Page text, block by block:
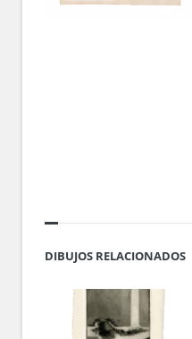
DIBUJOS RELACIONADOS